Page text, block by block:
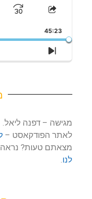
Share
Episode45:23
Next
Episode
מגישה – דפנה ליאל.
לאתר הפודקאסט –
מצאתם טעות?
לנו